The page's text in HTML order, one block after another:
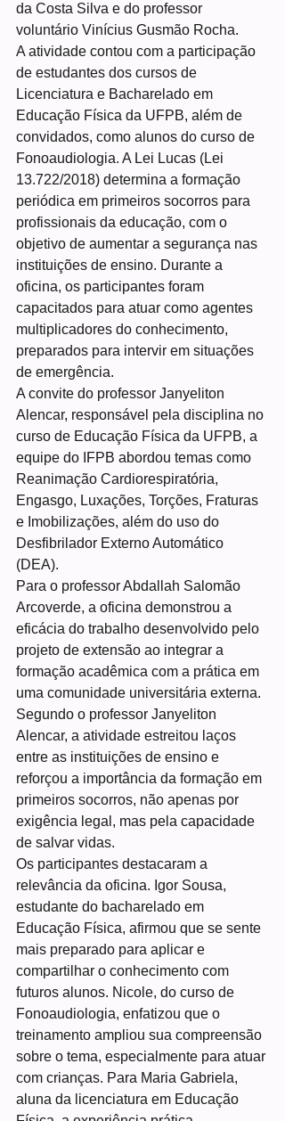
da Costa Silva e do professor
voluntário Vinícius Gusmão Rocha.
A atividade contou com a participação
de estudantes dos cursos de
Licenciatura e Bacharelado em
Educação Física da UFPB, além de
convidados, como alunos do curso de
Fonoaudiologia. A Lei Lucas (Lei
13.722/2018) determina a formação
periódica em primeiros socorros para
profissionais da educação, com o
objetivo de aumentar a segurança nas
instituições de ensino. Durante a
oficina, os participantes foram
capacitados para atuar como agentes
multiplicadores do conhecimento,
preparados para intervir em situações
de emergência.
A convite do professor Janyeliton
Alencar, responsável pela disciplina no
curso de Educação Física da UFPB, a
equipe do IFPB abordou temas como
Reanimação Cardiorespiratória,
Engasgo, Luxações, Torções, Fraturas
e Imobilizações, além do uso do
Desfibrilador Externo Automático
(DEA).
Para o professor Abdallah Salomão
Arcoverde, a oficina demonstrou a
eficácia do trabalho desenvolvido pelo
projeto de extensão ao integrar a
formação acadêmica com a prática em
uma comunidade universitária externa.
Segundo o professor Janyeliton
Alencar, a atividade estreitou laços
entre as instituições de ensino e
reforçou a importância da formação em
primeiros socorros, não apenas por
exigência legal, mas pela capacidade
de salvar vidas.
Os participantes destacaram a
relevância da oficina. Igor Sousa,
estudante do bacharelado em
Educação Física, afirmou que se sente
mais preparado para aplicar e
compartilhar o conhecimento com
futuros alunos. Nicole, do curso de
Fonoaudiologia, enfatizou que o
treinamento ampliou sua compreensão
sobre o tema, especialmente para atuar
com crianças. Para Maria Gabriela,
aluna da licenciatura em Educação